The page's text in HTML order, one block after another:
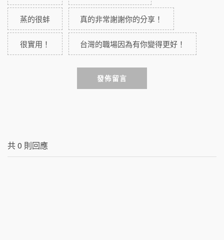
蒸的很蚌 真的非常謝謝你的分享！
很實用！ 台灣的職場因為有你變得更好！
發佈留言
共0 則回應